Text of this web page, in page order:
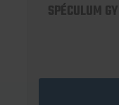
SPÉCULUM